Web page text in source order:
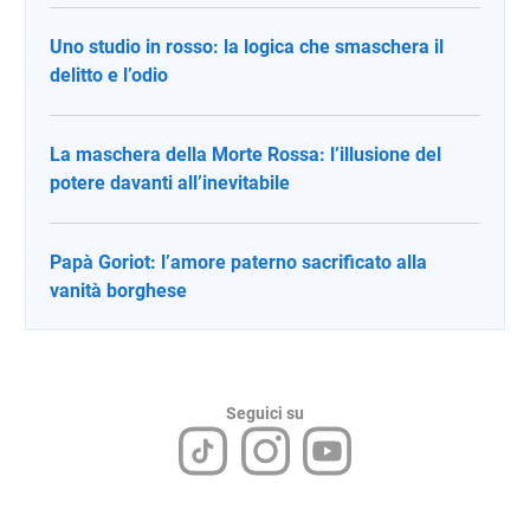
Uno studio in rosso: la logica che smaschera il
delitto e l’odio
La maschera della Morte Rossa: l’illusione del
potere davanti all’inevitabile
Papà Goriot: l’amore paterno sacrificato alla
vanità borghese
Seguici su